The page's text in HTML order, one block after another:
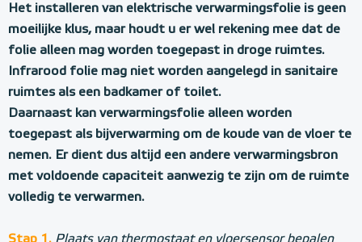
Het installeren van elektrische verwarmingsfolie is geen
moeilijke klus, maar houdt u er wel rekening mee dat de
folie alleen mag worden toegepast in droge ruimtes.
Infrarood folie mag niet worden aangelegd in sanitaire
ruimtes als een badkamer of toilet.
Daarnaast kan verwarmingsfolie alleen worden
toegepast als bijverwarming om de koude van de vloer te
nemen. Er dient dus altijd een andere verwarmingsbron
met voldoende capaciteit aanwezig te zijn om de ruimte
volledig te verwarmen.